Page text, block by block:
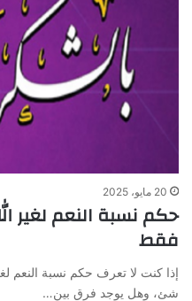
20 مايو، 2025
حكم نسبة النعم لغير
فقط
إذا كنت لا تعرف حكم نسبة النعم
شئ، وهل يوجد فرق بين…